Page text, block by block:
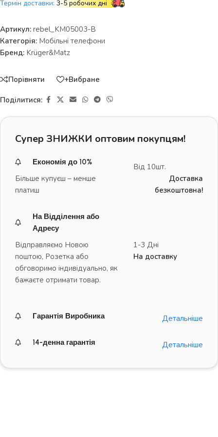
Термін доставки: 3-5 робочих дні
Артикул: rebel_KM05003-B
Категорія: Мобільні телефони
Бренд: Krüger&Matz
Порівняти +Вибране
Поділитися:
Супер ЗНИЖКИ оптовим покупцям!
Економія до 10%
Більше купуєш – менше
платиш
Від 10шт.
Доставка
безкоштовна!
На Відділення або
Адресу
Відправляємо Новою
поштою, Розетка або
обговоримо індивідуально, як
бажаєте отримати товар.
1-3 Дні
На доставку
Гарантія Виробника Детальніше
14-денна гарантія Детальніше